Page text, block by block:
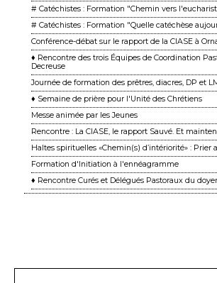
# Catéchistes : Formation "Chemin vers
# Catéchistes : Formation "Quelle catéchèse
Conférence-débat sur le rapport de la CIASE à
♦ Rencontre des trois Équipes de Coordination
Decreuse
Journée de formation des prêtres, diacres, DP et
♦ Semaine de prière pour l'Unité des Chrétiens
Messe animée par les Jeunes
Rencontre : La CIASE, le rapport Sauvé. Et
Haltes spirituelles «Chemin(s) d’intériorité» :
Formation d'Initiation à l'ennéagramme
♦ Rencontre Curés et Délégués Pastoraux du